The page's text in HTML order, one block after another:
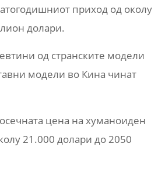
приход од околу
долари.
од странските модели
модели во Кина чинат
цена на хуманоиден
21.000 долари до 2050